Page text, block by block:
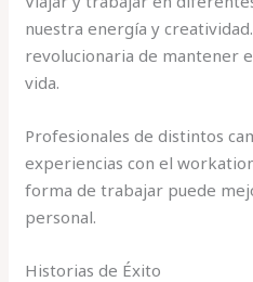
nuestra energía y
revolucionaria de mantener
vida.
Profesionales de distintos
experiencias con el
forma de trabajar puede
personal.
Historias de Éxito